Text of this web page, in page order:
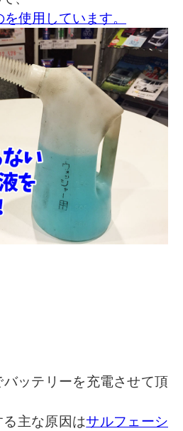
使用しています。
バッテリーを充電させて頂
主な原因はサルフェーシ